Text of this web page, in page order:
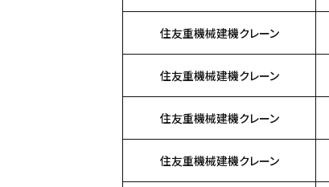
住友重機械建機クレーン
住友重機械建機クレーン
住友重機械建機クレーン
住友重機械建機クレーン